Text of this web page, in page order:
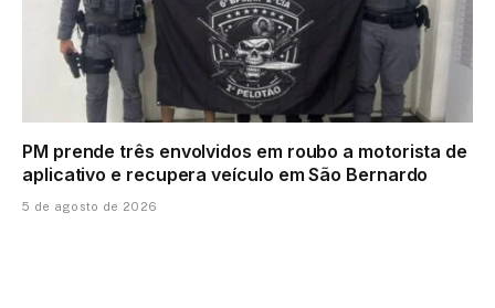
PM prende três envolvidos em roubo a motorista de
aplicativo e recupera veículo em São Bernardo
5 de agosto de 2026